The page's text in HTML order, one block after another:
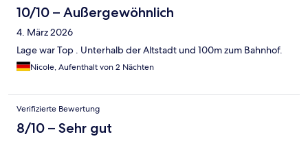
10/10 – Außergewöhnlich
4. März 2026
Lage war Top . Unterhalb der Altstadt und 100m zum Bahnhof.
Nicole, Aufenthalt von 2 Nächten
Verifizierte Bewertung
8/10 – Sehr gut